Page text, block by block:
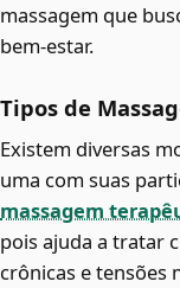
massagem que
bem-estar.
Tipos de
Existem diversas
uma com suas
massagem
pois ajuda a tratar
crônicas e tensões